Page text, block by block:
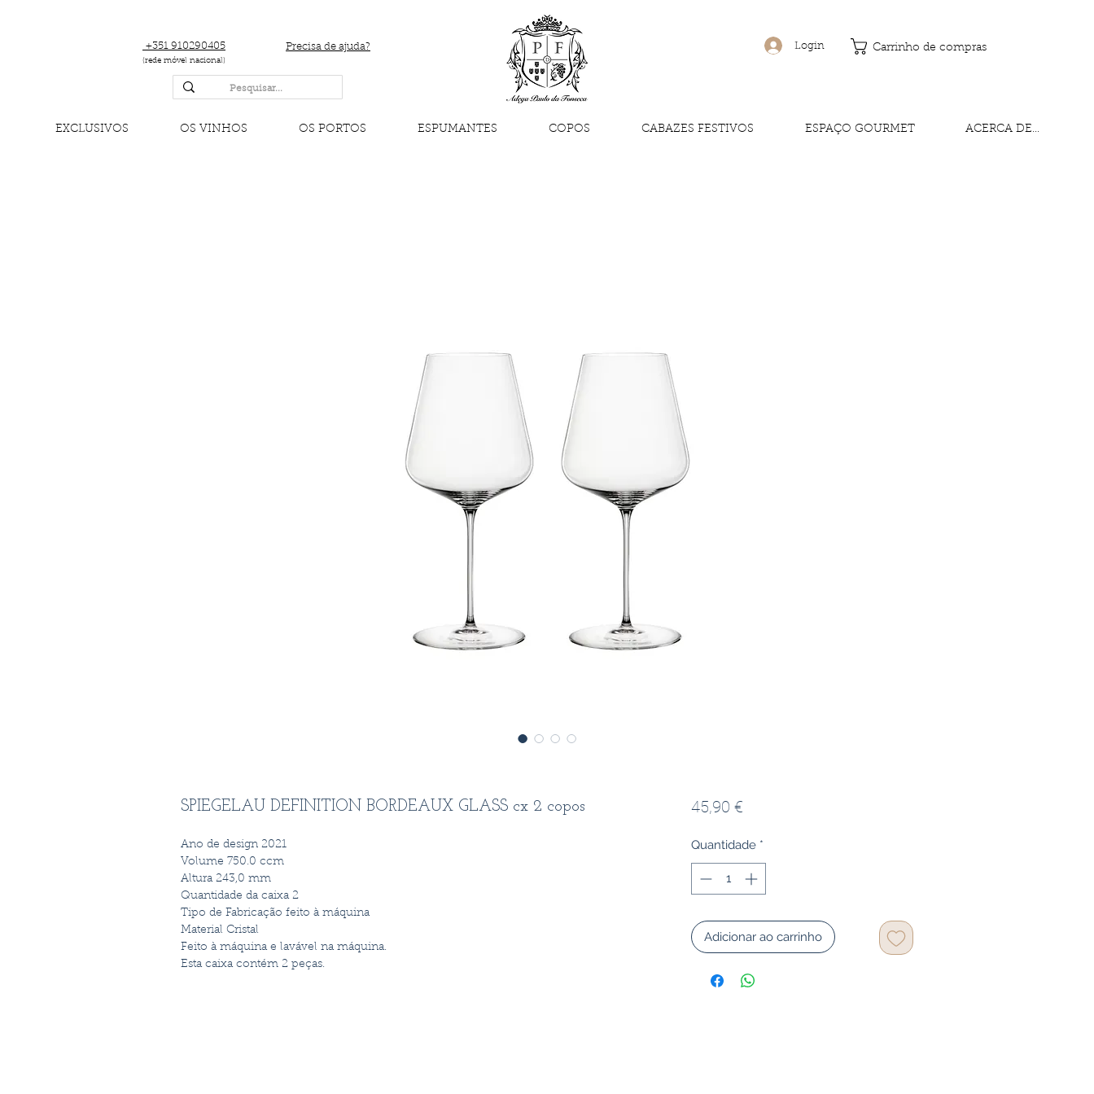
+351 910290405 Precisa de ajuda?
(rede móvel nacional)
Login Carrinho de compras
EXCLUSIVOS OS VINHOS OS PORTOS ESPUMANTES COPOS CABAZES FESTIVOS ESPAÇO GOURMET ACERCA DE...
SPIEGELAU DEFINITION BORDEAUX GLASS cx 2 copos
Ano de design 2021
Volume 750.0 ccm
Altura 243,0 mm
Quantidade da caixa 2
Tipo de Fabricação feito à máquina
Material Cristal
Feito à máquina e lavável na máquina.
Esta caixa contém 2 peças.
45,90 €Preço
Quantidade *
Adicionar ao carrinho